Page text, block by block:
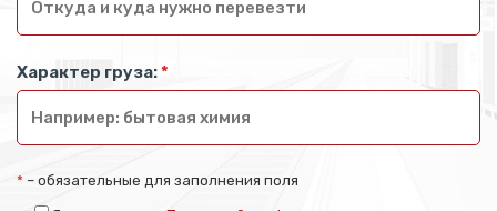
Характер груза:*
* – обязательные для заполнения поля